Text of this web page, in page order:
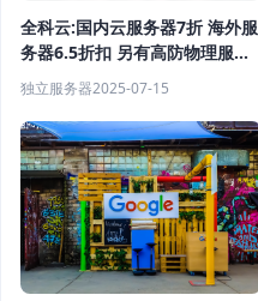
全科云:国内云服务器7折 海外服
务器6.5折扣 另有高防物理服务
器 香港服务器
独立服务器2025-07-15